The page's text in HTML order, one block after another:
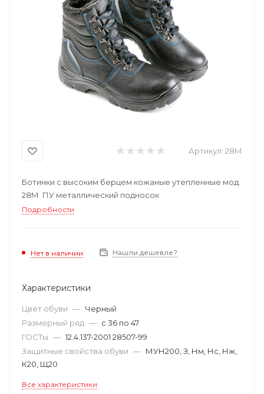
Артикул: 28М
Ботинки с высоким берцем кожаные утепленные мод.
28М ПУ металлический подносок
Подробности
Нет в наличии Нашли дешевле?
Характеристики
Цвет обуви — Черный
Размерный ряд — с 36 по 47
ГОСТы — 12.4.137-2001 28507-99
Защитные свойства обуви — МУН200, З, Нм, Нс, Нж,
К20, Щ20
Все характеристики